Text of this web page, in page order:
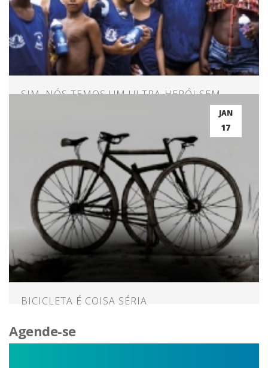
SIM, NÓS TEMOS UM ULTRA-HERÓI SEM
JAN
17
BICICLETA É COISA SÉRIA
Agende-se